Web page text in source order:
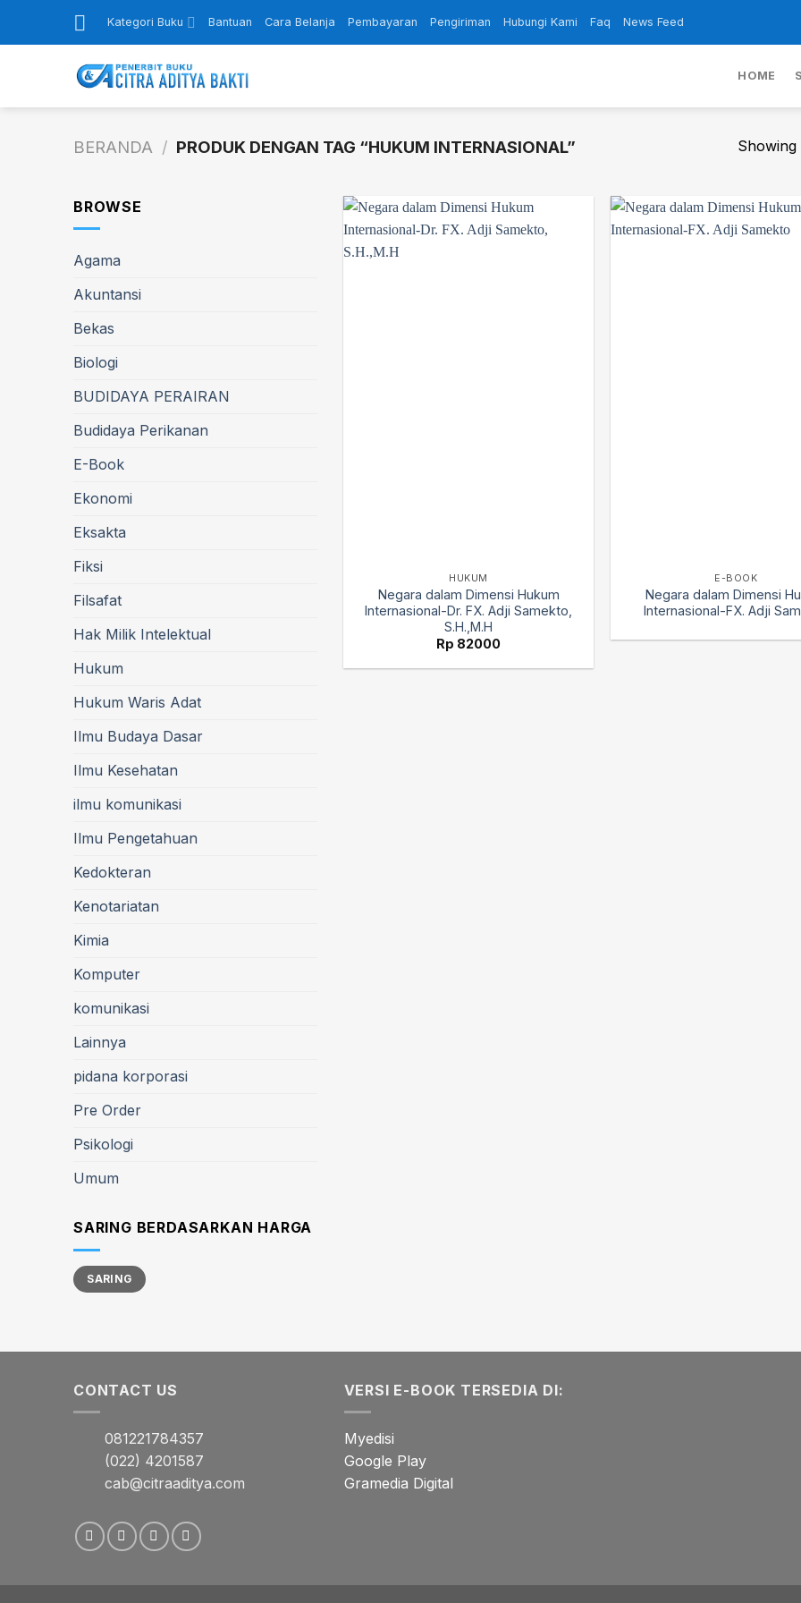
Kategori Buku Bantuan Cara Belanja Pembayaran Pengiriman Hubungi Kami Faq News Feed
HOME
BERANDA / PRODUK DENGAN TAG “HUKUM INTERNASIONAL” Showing
BROWSE
Agama
Akuntansi
Bekas
Biologi
BUDIDAYA PERAIRAN
Budidaya Perikanan
E-Book
Ekonomi
Eksakta
Fiksi
Filsafat
Hak Milik Intelektual
Hukum
Hukum Waris Adat
Ilmu Budaya Dasar
Ilmu Kesehatan
ilmu komunikasi
Ilmu Pengetahuan
Kedokteran
Kenotariatan
Kimia
Komputer
komunikasi
Lainnya
pidana korporasi
Pre Order
Psikologi
Umum
SARING BERDASARKAN HARGA
Harga
terendah
Harga
tertinggi
SARING
HUKUM
Negara dalam Dimensi Hukum
Internasional-Dr. FX. Adji Samekto,
S.H.,M.H
Rp 82000
E-BOOK
Negara dalam Dimensi
Internasional-FX. Adji
CONTACT US
081221784357
(022) 4201587
cab@citraaditya.com
VERSI E-BOOK TERSEDIA DI:
Myedisi
Google Play
Gramedia Digital